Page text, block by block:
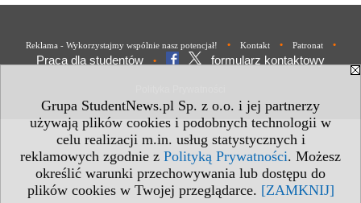
Grupa StudentNews.pl Sp. z o.o. i jej partnerzy
używają plików cookies i podobnych technologii w
celu realizacji m.in. usług statystycznych i
reklamowych zgodnie z Polityką Prywatności. Możesz
określić warunki przechowywania lub dostępu do
plików cookies w Twojej przeglądarce. [ZAMKNIJ]
Reklama - Wykorzystajmy wspólnie nasz potencjał! • Kontakt • Patronat •
Praca dla studentów • formularz kontaktowy